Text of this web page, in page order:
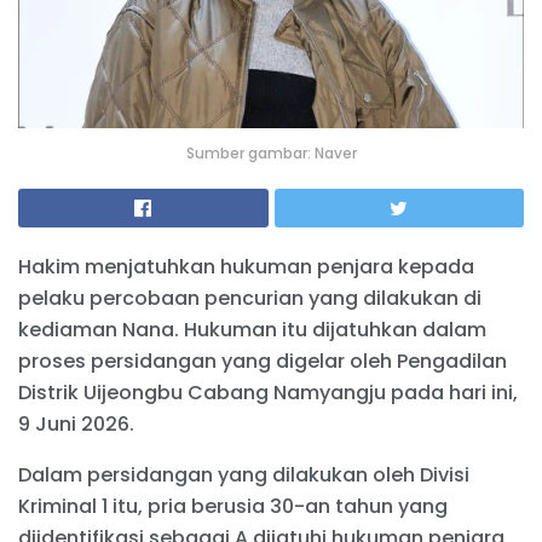
Sumber gambar: Naver
Hakim menjatuhkan hukuman penjara kepada
pelaku percobaan pencurian yang dilakukan di
kediaman Nana. Hukuman itu dijatuhkan dalam
proses persidangan yang digelar oleh Pengadilan
Distrik Uijeongbu Cabang Namyangju pada hari ini,
9 Juni 2026.
Dalam persidangan yang dilakukan oleh Divisi
Kriminal 1 itu, pria berusia 30-an tahun yang